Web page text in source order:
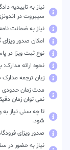
نیاز به تاییدیه
سیبروت در
نیاز به ضمانت
امکان صدور
نوع ثبت ویزا در
نحوه ارائه
زبان ترجمه
مدت زمان حدودی
نمی توان زمان
تا چه سنی نیاز
شود.
صدور ویزای
نیاز به حضور در